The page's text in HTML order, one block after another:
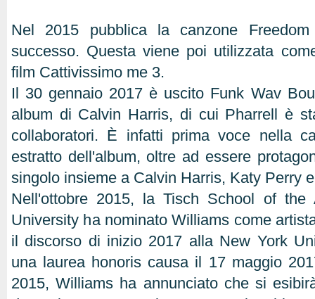
Nel 2015 pubblica la canzone
successo. Questa viene poi utilizzata
film Cattivissimo me 3.
Il 30 gennaio 2017 è uscito Funk Wav
album di Calvin Harris, di cui Pharrell è
collaboratori. È infatti prima voce nella
estratto dell'album, oltre ad essere
singolo insieme a Calvin Harris, Katy Perry
Nell'ottobre 2015, la Tisch School of the
University ha nominato Williams come
il discorso di inizio 2017 alla New York
una laurea honoris causa il 17 maggio
2015, Williams ha annunciato che si